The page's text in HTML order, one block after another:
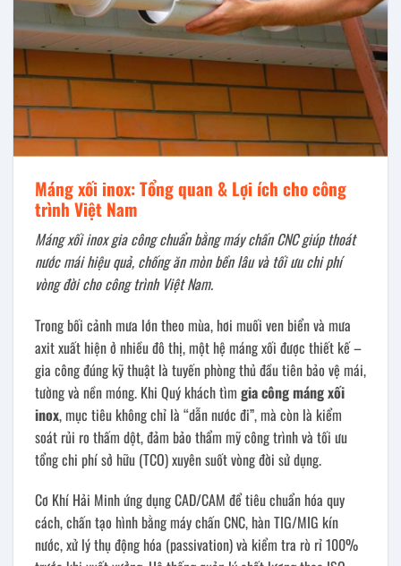
Máng xối inox: Tổng quan & Lợi ích cho công
trình Việt Nam
Máng xối inox gia công chuẩn bằng máy chấn CNC giúp thoát
nước mái hiệu quả, chống ăn mòn bền lâu và tối ưu chi phí
vòng đời cho công trình Việt Nam.
Trong bối cảnh mưa lớn theo mùa, hơi muối ven biển và mưa
axit xuất hiện ở nhiều đô thị, một hệ máng xối được thiết kế –
gia công đúng kỹ thuật là tuyến phòng thủ đầu tiên bảo vệ mái,
tường và nền móng. Khi Quý khách tìm gia công máng xối
inox, mục tiêu không chỉ là “dẫn nước đi”, mà còn là kiểm
soát rủi ro thấm dột, đảm bảo thẩm mỹ công trình và tối ưu
tổng chi phí sở hữu (TCO) xuyên suốt vòng đời sử dụng.
Cơ Khí Hải Minh ứng dụng CAD/CAM để tiêu chuẩn hóa quy
cách, chấn tạo hình bằng máy chấn CNC, hàn TIG/MIG kín
nước, xử lý thụ động hóa (passivation) và kiểm tra rò rỉ 100%